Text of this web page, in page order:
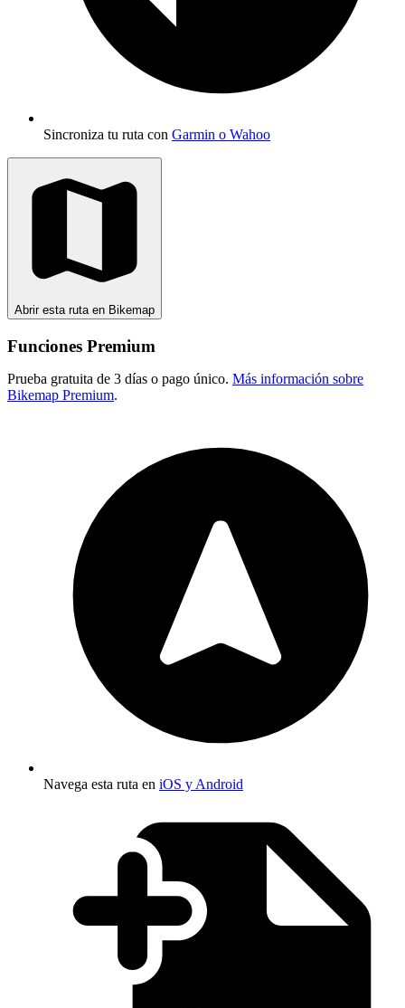
Sincroniza tu ruta con Garmin o Wahoo
Abrir esta ruta en Bikemap
Funciones Premium
Prueba gratuita de 3 días o pago único. Más información sobre
Bikemap Premium.
Navega esta ruta en iOS y Android